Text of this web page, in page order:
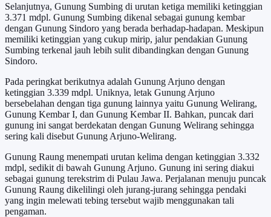
Selanjutnya, Gunung Sumbing di urutan ketiga memiliki ketinggian
3.371 mdpl. Gunung Sumbing dikenal sebagai gunung kembar
dengan Gunung Sindoro yang berada berhadap-hadapan. Meskipun
memiliki ketinggian yang cukup mirip, jalur pendakian Gunung
Sumbing terkenal jauh lebih sulit dibandingkan dengan Gunung
Sindoro.
Pada peringkat berikutnya adalah Gunung Arjuno dengan
ketinggian 3.339 mdpl. Uniknya, letak Gunung Arjuno
bersebelahan dengan tiga gunung lainnya yaitu Gunung Welirang,
Gunung Kembar I, dan Gunung Kembar II. Bahkan, puncak dari
gunung ini sangat berdekatan dengan Gunung Welirang sehingga
sering kali disebut Gunung Arjuno-Welirang.
Gunung Raung menempati urutan kelima dengan ketinggian 3.332
mdpl, sedikit di bawah Gunung Arjuno. Gunung ini sering diakui
sebagai gunung terekstrim di Pulau Jawa. Perjalanan menuju puncak
Gunung Raung dikelilingi oleh jurang-jurang sehingga pendaki
yang ingin melewati tebing tersebut wajib menggunakan tali
pengaman.